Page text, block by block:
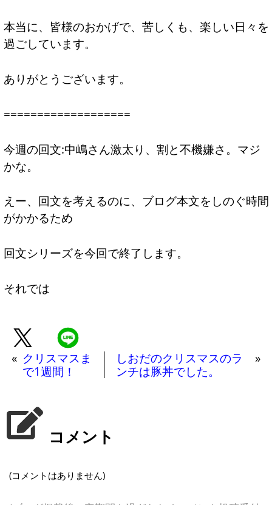
本当に、皆様のおかげで、苦しくも、楽しい日々を
過ごしています。
ありがとうございます。
===================
今週の回文:中嶋さん激太り、割と不機嫌さ。マジ
かな。
えー、回文を考えるのに、ブログ本文をしのぐ時間
がかかるため
回文シリーズを今回で終了します。
それでは
« クリスマスま
で1週間！
しおだのクリスマスのラ
ンチは豚丼でした。
»
コメント
(コメントはありません)